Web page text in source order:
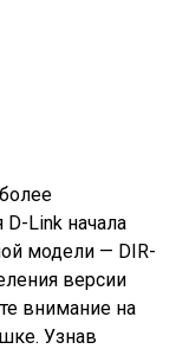
Link начала
модели — DIR-
версии
внимание на
Узнав